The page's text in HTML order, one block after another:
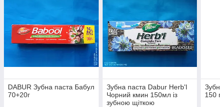
DABUR Зубна паста Бабул
70+20г
Зубна паста Dabur Herb'l
Чорний кмин 150мл із
зубною щіткою
150